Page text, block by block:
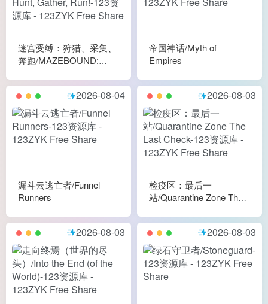
迷宫受缚：狩猎、采集、
奔跑/MAZEBOUND:
帝国神话/Myth of
Empires
2026-08-04
漏斗云逃亡者/Funnel
Runners
2026-08-03
检疫区：最后一
站/Quarantine Zone The
2026-08-03 2026-08-03